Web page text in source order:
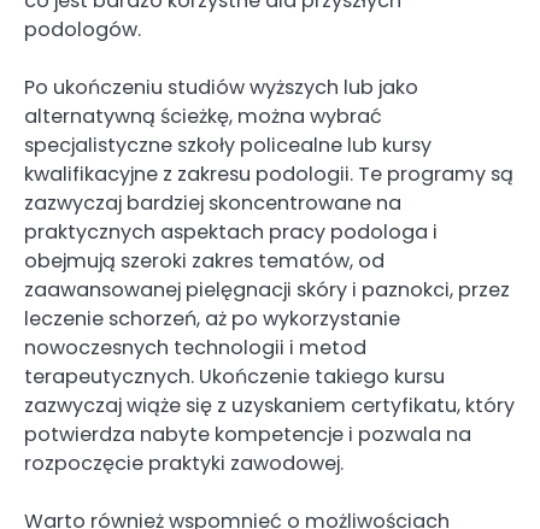
podologów.
Po ukończeniu studiów wyższych lub jako
alternatywną ścieżkę, można wybrać
specjalistyczne szkoły policealne lub kursy
kwalifikacyjne z zakresu podologii. Te programy są
zazwyczaj bardziej skoncentrowane na
praktycznych aspektach pracy podologa i
obejmują szeroki zakres tematów, od
zaawansowanej pielęgnacji skóry i paznokci, przez
leczenie schorzeń, aż po wykorzystanie
nowoczesnych technologii i metod
terapeutycznych. Ukończenie takiego kursu
zazwyczaj wiąże się z uzyskaniem certyfikatu, który
potwierdza nabyte kompetencje i pozwala na
rozpoczęcie praktyki zawodowej.
Warto również wspomnieć o możliwościach